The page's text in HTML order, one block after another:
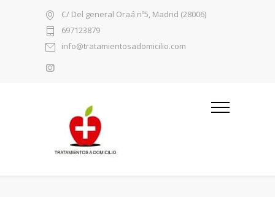
C/ Del general Oraá nº5, Madrid (28006)
697123879
info@tratamientosadomicilio.com